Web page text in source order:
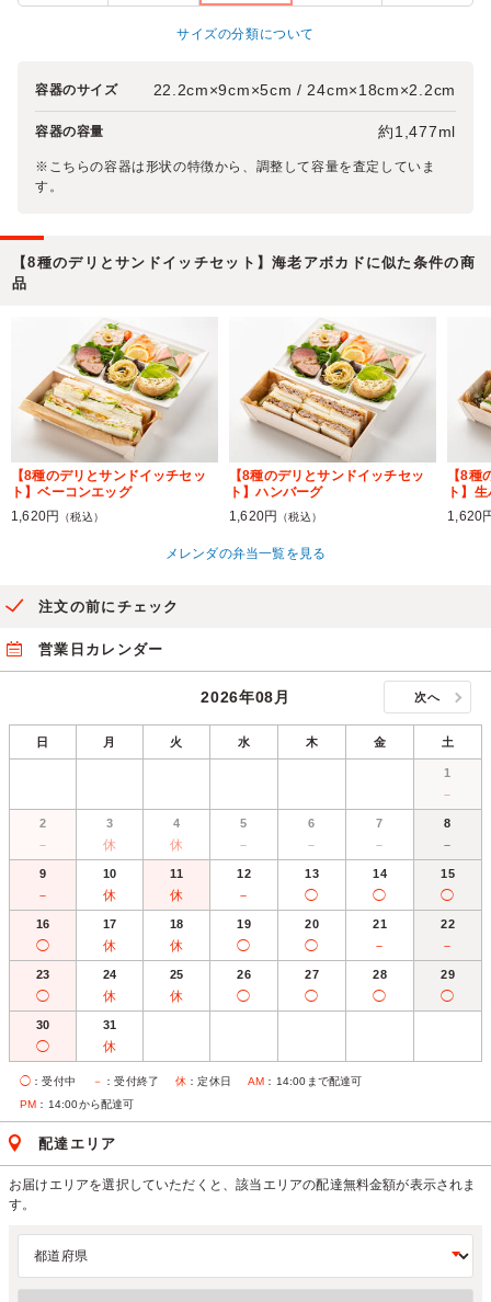
サイズの分類について
容器のサイズ 22.2cm×9cm×5cm / 24cm×18cm×2.2cm
容器の容量 約1,477ml
※こちらの容器は形状の特徴から、調整して容量を査定していま
す。
【8種のデリとサンドイッチセット】海老アボカドに似た条件の商
品
【8種のデリとサンドイッチセッ
ト】ベーコンエッグ
1,620円
（税込）
【8種のデリとサンドイッチセッ
ト】ハンバーグ
1,620円
（税込）
【8種
ト】
1,620
メレンダの弁当一覧を見る
注文の前にチェック
営業日カレンダー
2026年08月 次へ
日 月 火 水 木 金 土
1
－
2
－
3
休
4
休
5
－
6
－
7
－
8
－
9
－
10
休
11
休
12
－
13
◯
14
◯
15
◯
16
◯
17
休
18
休
19
◯
20
◯
21
－
22
－
23
◯
24
休
25
休
26
◯
27
◯
28
◯
29
◯
30
◯
31
休
◯ ：受付中 － ：受付終了 休 ：定休日 AM ：14:00まで配達可
PM ：14:00から配達可
配達エリア
お届けエリアを選択していただくと、該当エリアの配達無料金額が表示されま
す。